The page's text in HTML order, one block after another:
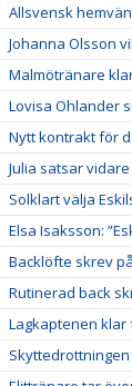
Allsvensk
Johanna Olsson
Malmötränare
Lovisa Ohlander
Nytt kontrakt för
Julia satsar
Solklart välja
Elsa Isaksson:
Backlöfte skrev
Rutinerad back
Lagkaptenen klar
Skyttedrottningen